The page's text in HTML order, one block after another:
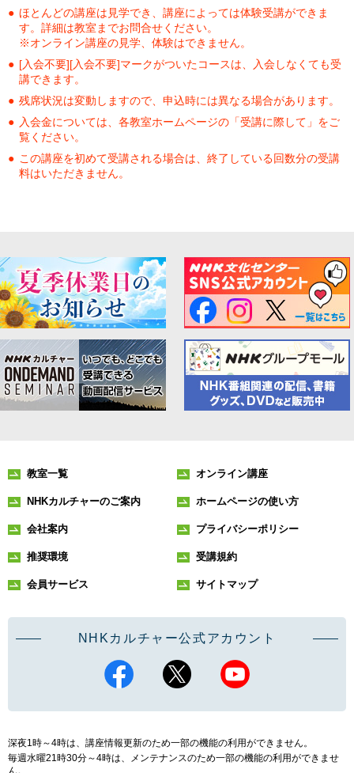
ほとんどの講座は見学でき、講座によっては体験受講ができま
す。詳細は教室までお問合せください。
※オンライン講座の見学、体験はできません。
[入会不要][入会不要]マークがついたコースは、入会しなくても受
講できます。
残席状況は変動しますので、申込時には異なる場合があります。
入会金については、各教室ホームページの「受講に際して」をご
覧ください。
この講座を初めて受講される場合は、終了している回数分の受講
料はいただきません。
教室一覧 オンライン講座
NHKカルチャーのご案内 ホームページの使い方
会社案内 プライバシーポリシー
推奨環境 受講規約
会員サービス サイトマップ
NHKカルチャー公式アカウント
深夜1時～4時は、講座情報更新のため一部の機能の利用ができません。
毎週水曜21時30分～4時は、メンテナンスのため一部の機能の利用ができませ